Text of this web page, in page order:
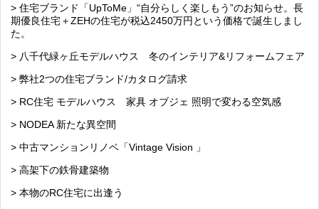
> 住宅ブランド「UpToMe」“自分らしく楽しもう”のお知らせ。長
期優良住宅＋ZEHの住宅が税込2450万円という価格で誕生しまし
た。
> 八千代緑ヶ丘モデルハウス 冬のインテリア&リフォームフェア
> 弊社2つの住宅ブランド/カタログ請求
> RC住宅 モデルハウス 家具 オブジェ 照明で変わる空気感
> NODEA 新たな異空間
> 中古マンションリノベ「Vintage Vision 」
> 高架下の鉄骨建築物
> 本物のRC住宅に出逢う